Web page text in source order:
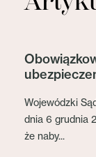
Wojewódzki
dnia 6 grudnia
że naby...